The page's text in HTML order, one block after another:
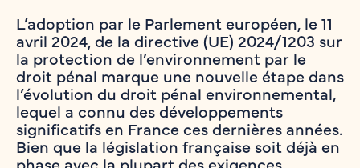
L’adoption par le Parlement européen, le 11
avril 2024, de la directive (UE) 2024/1203 sur
la protection de l’environnement par le
droit pénal marque une nouvelle étape dans
l’évolution du droit pénal environnemental,
lequel a connu des développements
significatifs en France ces dernières années.
Bien que la législation française soit déjà en
phase avec la plupart des exigences